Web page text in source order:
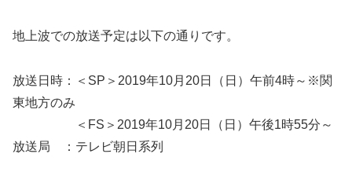
地上波での放送予定は以下の通りです。
放送日時：＜SP＞2019年10月20日（日）午前4時～※関
東地方のみ
＜FS＞2019年10月20日（日）午後1時55分～
放送局 ：テレビ朝日系列